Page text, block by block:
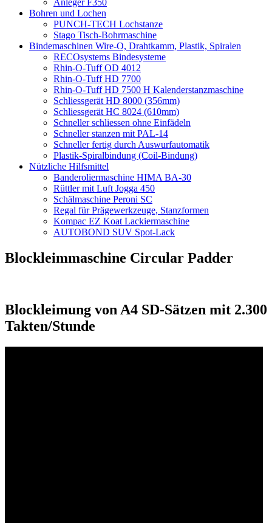
Anleger F350
Bohren und Lochen
PUNCH-TECH Lochstanze
Stago Tisch-Bohrmaschine
Bindemaschinen Wire-O, Drahtkamm, Plastik, Spiralen
RECOsystems Bindesysteme
Rhin-O-Tuff OD 4012
Rhin-O-Tuff HD 7700
Rhin-O-Tuff HD 7500 H Kalenderstanzmaschine
Schliessgerät HD 8000 (356mm)
Schliessgerät HC 8024 (610mm)
Schneller schliessen ohne Einfädeln
Schneller stanzen mit PAL-14
Schneller fertig durch Auswurfautomatik
Plastik-Spiralbindung (Coil-Bindung)
Nützliche Hilfsmittel
Banderoliermaschine HIMA BA-30
Rüttler mit Luft Jogga 450
Schälmaschine Peroni SC
Regal für Prägewerkzeuge, Stanzformen
Kompac EZ Koat Lackiermaschine
AUTOBOND SUV Spot-Lack
Blockleimmaschine Circular Padder
Blockleimung von A4 SD-Sätzen mit 2.300
Takten/Stunde